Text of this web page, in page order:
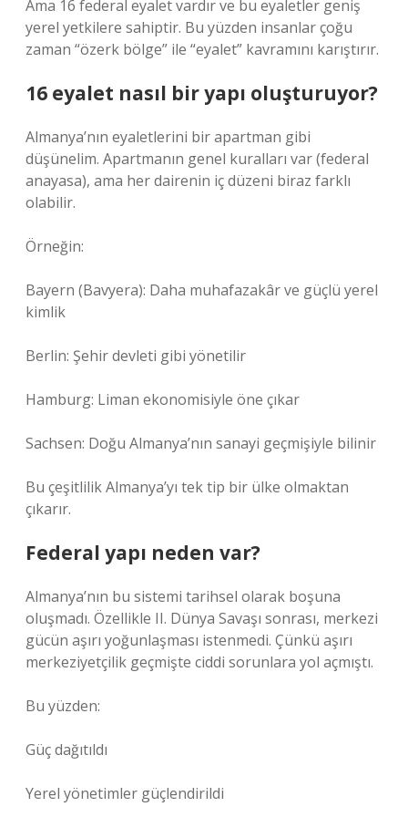
Ama 16 federal eyalet vardır ve bu eyaletler geniş
yerel yetkilere sahiptir. Bu yüzden insanlar çoğu
zaman “özerk bölge” ile “eyalet” kavramını karıştırır.
16 eyalet nasıl bir yapı oluşturuyor?
Almanya’nın eyaletlerini bir apartman gibi
düşünelim. Apartmanın genel kuralları var (federal
anayasa), ama her dairenin iç düzeni biraz farklı
olabilir.
Örneğin:
Bayern (Bavyera): Daha muhafazakâr ve güçlü yerel
kimlik
Berlin: Şehir devleti gibi yönetilir
Hamburg: Liman ekonomisiyle öne çıkar
Sachsen: Doğu Almanya’nın sanayi geçmişiyle bilinir
Bu çeşitlilik Almanya’yı tek tip bir ülke olmaktan
çıkarır.
Federal yapı neden var?
Almanya’nın bu sistemi tarihsel olarak boşuna
oluşmadı. Özellikle II. Dünya Savaşı sonrası, merkezi
gücün aşırı yoğunlaşması istenmedi. Çünkü aşırı
merkeziyetçilik geçmişte ciddi sorunlara yol açmıştı.
Bu yüzden:
Güç dağıtıldı
Yerel yönetimler güçlendirildi